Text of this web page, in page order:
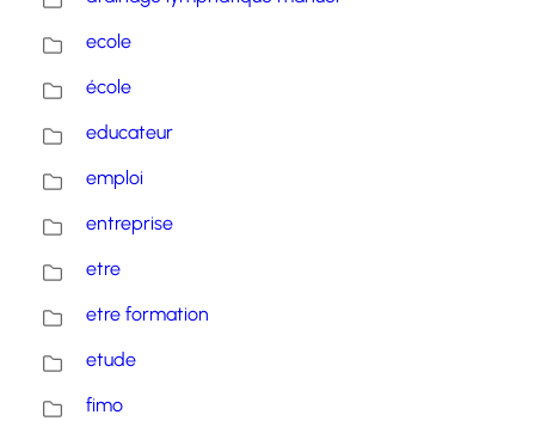
ecole
école
educateur
emploi
entreprise
etre
etre formation
etude
fimo